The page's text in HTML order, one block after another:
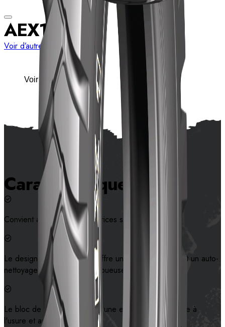
AEX1
Voir d’autres dimensions
Voir les détails
Caractéristiques
Convient aux petites excavatrices sur roues.
Le design de motif spécial offre une bonne traction et un auto-
nettoyage sur les surfaces boueuses et molles.
Le bloc de motif solide offre une excellente résistance à
l'usure et aux perforations.